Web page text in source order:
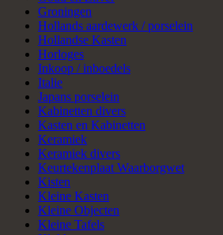
Groningen
Hollands aardewerk / porselein
Hollandse Kasten
Horloges
Inkoop / inboedels
Italie
Japans porselein
Kabinetten divers
Kasten en Kabinetten
Keramiek
Keramiek divers
Keurtekenplaat Waarborgwet
Kisten
Kleine Kasten
Kleine Objecten
Kleine Tafels